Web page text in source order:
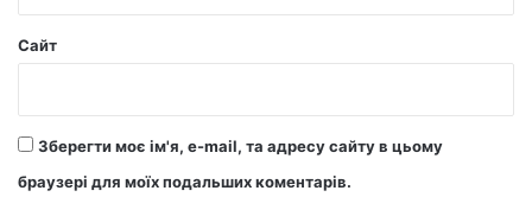
Сайт
Зберегти моє ім'я, e-mail, та адресу сайту в цьому
браузері для моїх подальших коментарів.